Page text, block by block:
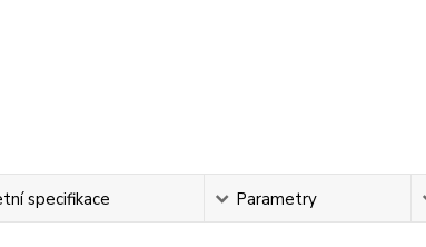
specifikace Parametry